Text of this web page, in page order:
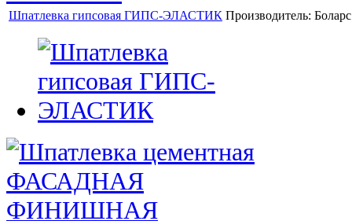
Шпатлевка гипсовая ГИПС-ЭЛАСТИК Производитель: Боларс